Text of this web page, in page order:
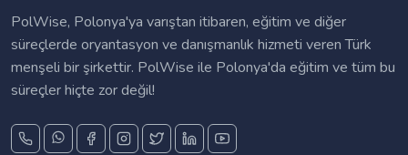
PolWise, Polonya'ya varıştan itibaren, eğitim ve diğer
süreçlerde oryantasyon ve danışmanlık hizmeti veren Türk
menşeli bir şirkettir. PolWise ile Polonya'da eğitim ve tüm bu
süreçler hiçte zor değil!